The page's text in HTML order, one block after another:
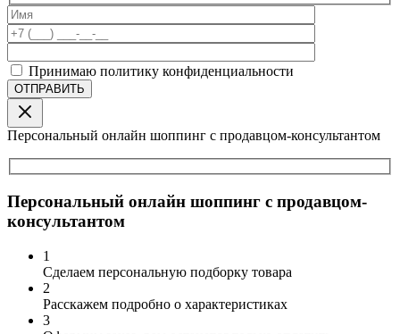
Принимаю политику конфиденциальности
Персональный онлайн шоппинг с продавцом-консультантом
Персональный онлайн шоппинг с продавцом-
консультантом
1
Сделаем персональную подборку товара
2
Расскажем подробно о характеристиках
3